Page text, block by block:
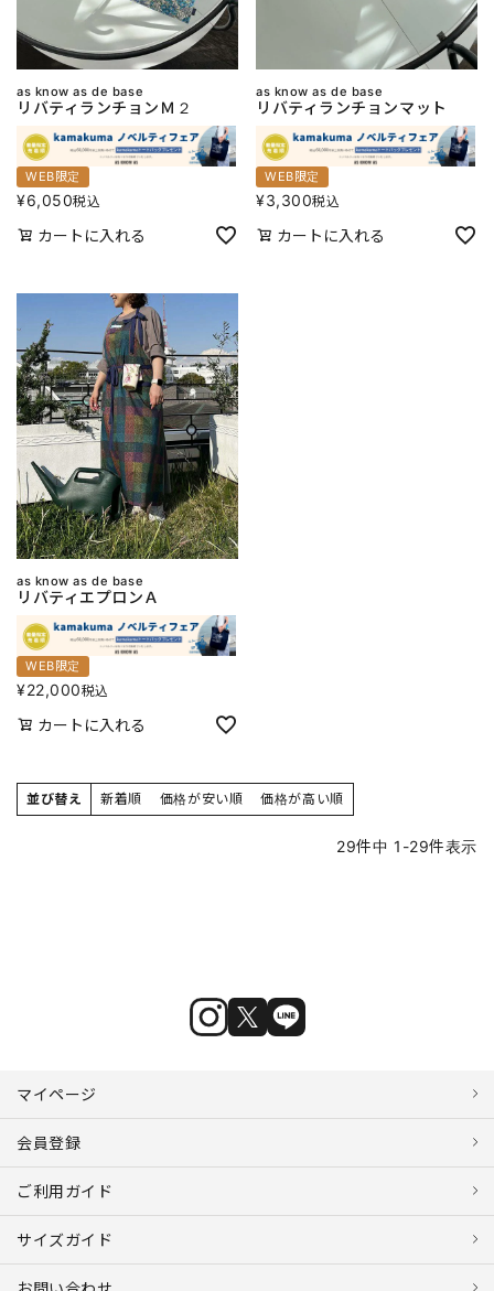
as know as de base
リバティランチョンＭ２
WEB限定
¥6,050税込
カートに入れる
as know as de base
リバティランチョンマット
WEB限定
¥3,300税込
カートに入れる
as know as de base
リバティエプロンＡ
WEB限定
¥22,000税込
カートに入れる
並び替え 新着順 価格が安い順 価格が高い順
29件中 1 -29件表示
マイページ
会員登録
ご利用ガイド
サイズガイド